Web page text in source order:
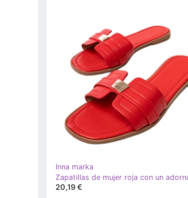
Inna marka
20,19 €